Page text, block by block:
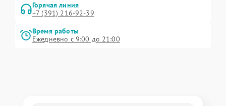
Горячая линия
+7 (391) 216-92-39
Время работы
Ежедневно с 9:00 до 21:00